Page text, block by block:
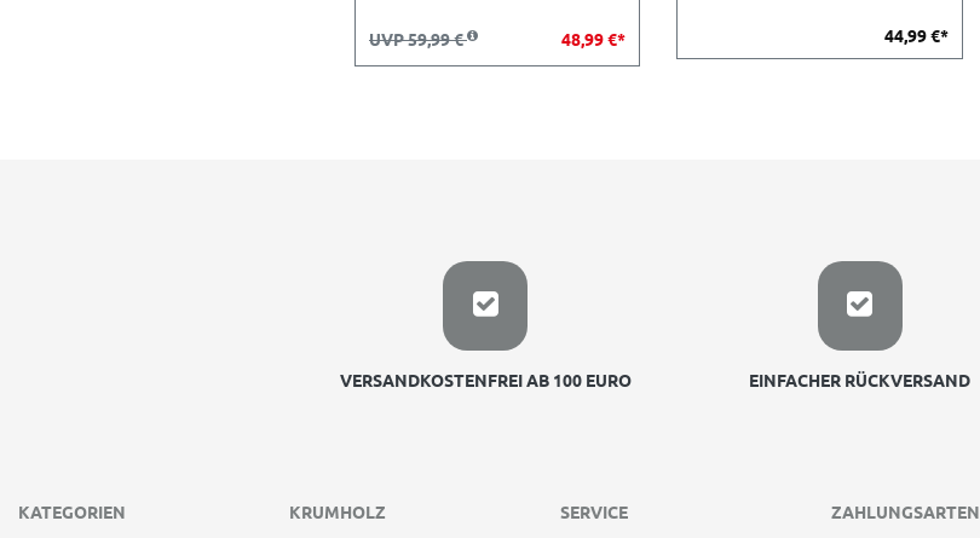
UVP 59,99 € 48,99 €* 44,99 €*
VERSANDKOSTENFREI AB 100 EURO EINFACHER RÜCKVERSAND
KATEGORIEN KRUMHOLZ SERVICE ZAHLUNGSARTEN